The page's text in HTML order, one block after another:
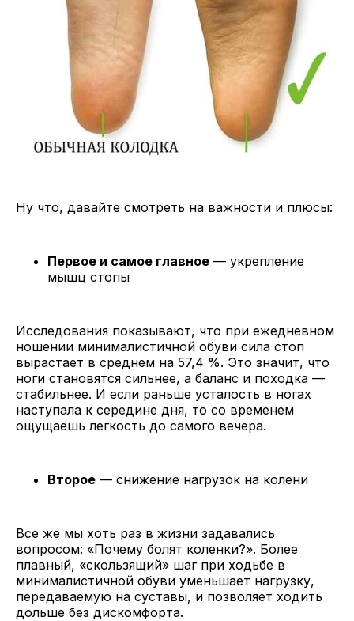
Ну что, давайте смотреть на важности и плюсы:
Первое и самое главное — укрепление
мышц стопы
Исследования показывают, что при ежедневном
ношении минималистичной обуви сила стоп
вырастает в среднем на 57,4 %. Это значит, что
ноги становятся сильнее, а баланс и походка —
стабильнее. И если раньше усталость в ногах
наступала к середине дня, то со временем
ощущаешь легкость до самого вечера.
Второе — снижение нагрузок на колени
Все же мы хоть раз в жизни задавались
вопросом: «Почему болят коленки?». Более
плавный, «скользящий» шаг при ходьбе в
минималистичной обуви уменьшает нагрузку,
передаваемую на суставы, и позволяет ходить
дольше без дискомфорта.